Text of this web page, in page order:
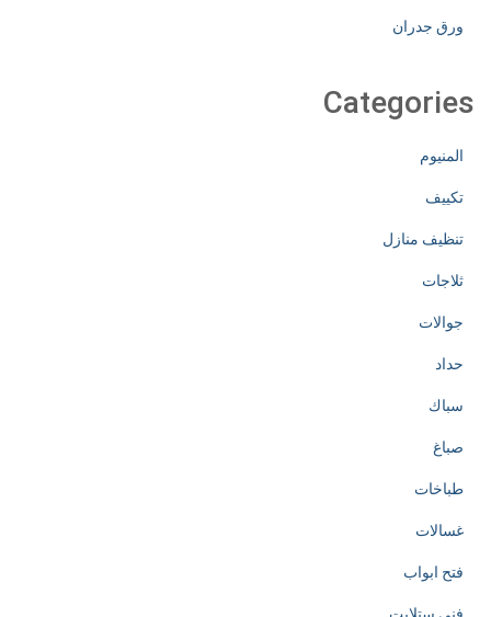
ورق جدران
Categories
المنيوم
تكييف
تنظيف منازل
ثلاجات
جوالات
حداد
سباك
صباغ
طباخات
غسالات
فتح ابواب
فني ستلايت